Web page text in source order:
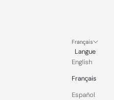
Français
Langue
English
Français
Español